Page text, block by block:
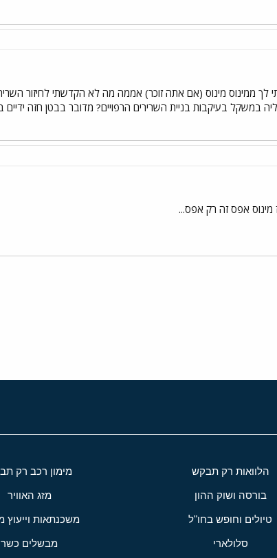
לך ממינוס מינוס (אם אתה זוכר) אממה מה לא הקדשתי לחיזור
במשקל בעיקבות בניית השרירים הרפויים? מדובר בבטן חזה ידיים
אפס זה רק אפס...
הלוואות רק תבקש מימון רכב רק
בורסה ושוק ההון מזג האוויר
טיולים וחופש בחו"ל משכנתאות וייעוץ
סלולארי מבשלים כשר